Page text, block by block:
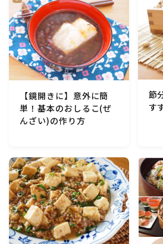
もやし・豆苗・たけのこ・せり・ふ
洋菓子 (焼き菓子)
洋菓子 (冷菓)
洋菓子 (その他)
マクロビスイーツ・自然派おやつ
パン・パンケーキ・スコーン・食事
粉もの
【鏡開きに】意外に簡
単！基本のおしるこ(ぜ
んざい)の作り方
節
す